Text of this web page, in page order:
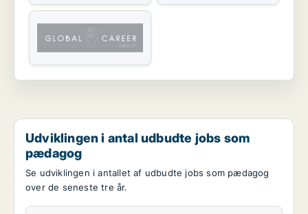
Udviklingen i antal udbudte jobs som
pædagog
Se udviklingen i antallet af udbudte jobs som pædagog
over de seneste tre år.